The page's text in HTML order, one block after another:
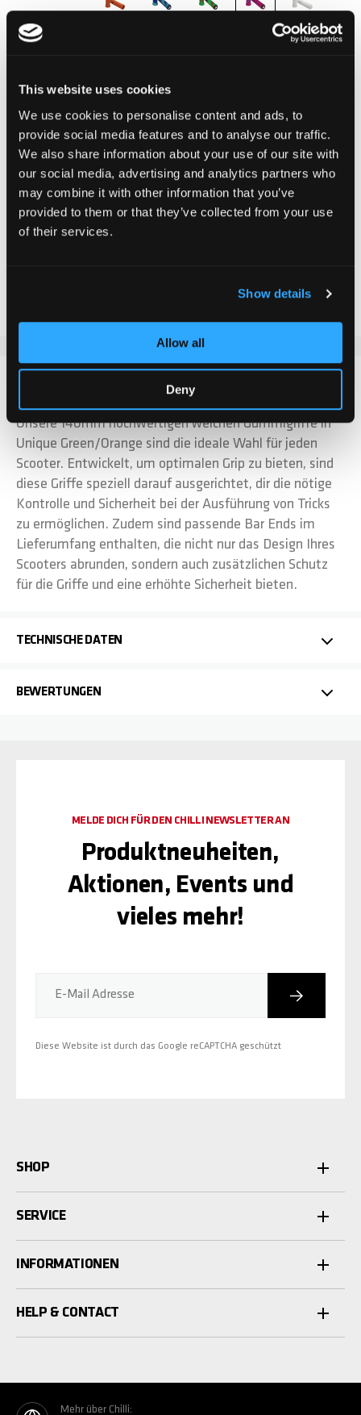
This website uses cookies
We use cookies to personalise content and ads, to
provide social media features and to analyse our traffic.
We also share information about your use of our site with
our social media, advertising and analytics partners who
may combine it with other information that you’ve
provided to them or that they’ve collected from your use
of their services.
Show details
Allow all
Deny
CHF 24.90
Inkl. MwSt.
In den Warenkorb
Unsere 140mm hochwertigen weichen Gummigriffe in
Unique Green/Orange sind die ideale Wahl für jeden
Scooter. Entwickelt, um optimalen Grip zu bieten, sind
diese Griffe speziell darauf ausgerichtet, dir die nötige
Kontrolle und Sicherheit bei der Ausführung von Tricks
zu ermöglichen. Zudem sind passende Bar Ends im
Lieferumfang enthalten, die nicht nur das Design Ihres
Scooters abrunden, sondern auch zusätzlichen Schutz
für die Griffe und eine erhöhte Sicherheit bieten.
TECHNISCHE DATEN
BEWERTUNGEN
E-Mail Adresse
Diese Website ist durch das Google reCAPTCHA geschützt
MELDE DICH FÜR DEN CHILLI NEWSLETTER AN
Produktneuheiten,
Aktionen, Events und
vieles mehr!
SHOP
SERVICE
INFORMATIONEN
HELP & CONTACT
Mehr über Chilli: